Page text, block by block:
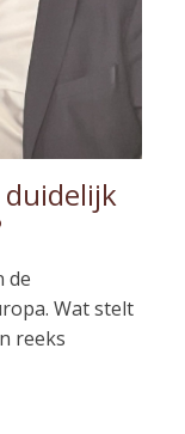
duidelijk
de
Wat stelt
reeks